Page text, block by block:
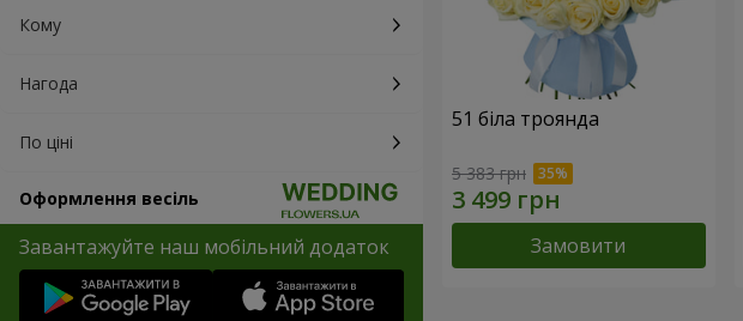
Кому
Нагода
По ціні
Оформлення весіль
Завантажуйте наш мобільний додаток
51 біла троянда
5 383 грн
Замовити